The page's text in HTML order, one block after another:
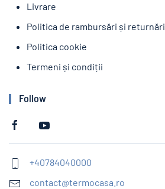
Livrare
Politica de rambursări și returnări
Politica cookie
Termeni și condiții
Follow
+40784040000
contact@termocasa.ro